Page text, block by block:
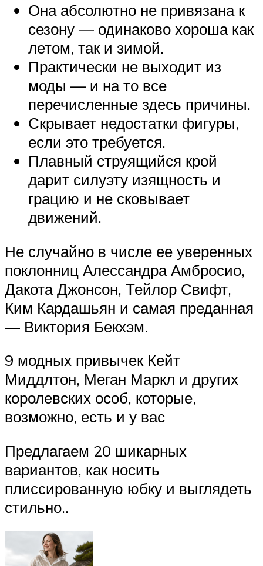
Она абсолютно не привязана к
сезону — одинаково хороша как
летом, так и зимой.
Практически не выходит из
моды — и на то все
перечисленные здесь причины.
Скрывает недостатки фигуры,
если это требуется.
Плавный струящийся крой
дарит силуэту изящность и
грацию и не сковывает
движений.
Не случайно в числе ее уверенных
поклонниц Алессандра Амбросио,
Дакота Джонсон, Тейлор Свифт,
Ким Кардашьян и самая преданная
— Виктория Бекхэм.
9 модных привычек Кейт
Миддлтон, Меган Маркл и других
королевских особ, которые,
возможно, есть и у вас
Предлагаем 20 шикарных
вариантов, как носить
плиссированную юбку и выглядеть
стильно..